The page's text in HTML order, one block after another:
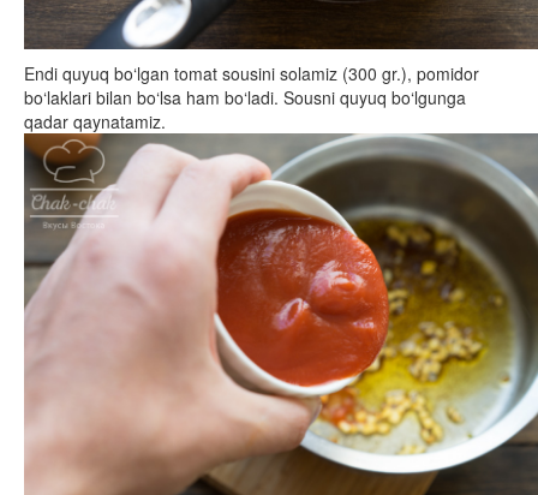
Endi quyuq bo‘lgan tomat sousini solamiz (300 gr.), pomidor
bo‘laklari bilan bo‘lsa ham bo‘ladi. Sousni quyuq bo‘lgunga
qadar qaynatamiz.